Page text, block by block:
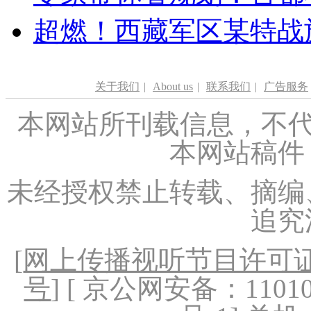
超燃！西藏军区某特
关于我们 | About us | 联系我们 | 广告服务
本网站所刊载信息，不
本网站稿
未经授权禁止转载、摘
追
[网上传播视听节目许可
号] [ 京公网安备：